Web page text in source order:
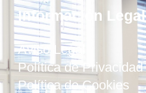
Información Legal
Aviso Legal
Política de Privacidad
Política de Cookies